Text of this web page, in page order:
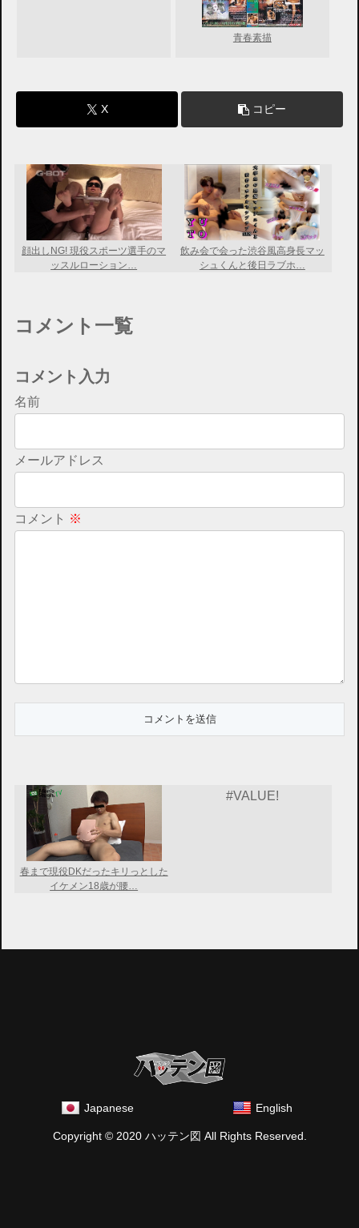
青春素描
X コピー
顔出しNG! 現役スポーツ選手のマ
ッスルローション…
飲み会で会った渋谷風高身長マッ
シュくんと後日ラブホ…
コメント一覧
コメント入力
名前
メールアドレス
コメント ※
春まで現役DKだったキリっとした
イケメン18歳が腰…
#VALUE!
Japanese English
Copyright © 2020 ハッテン図 All Rights Reserved.